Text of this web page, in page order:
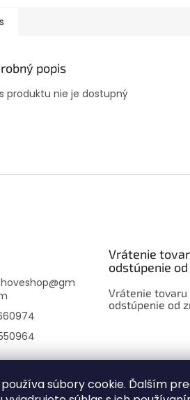
súbory cookie. Ďalším
popis
produktu nie je dostupný
@gm
Vrátenie
odstúpenie
Vrátenie tovaru
odstúpenie od